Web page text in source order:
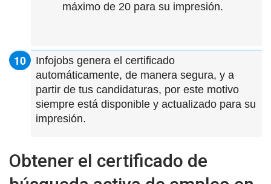
máximo de 20 para su impresión.
Infojobs genera el certificado
automáticamente, de manera segura, y a
partir de tus candidaturas, por este motivo
siempre está disponible y actualizado para su
impresión.
Obtener el certificado de